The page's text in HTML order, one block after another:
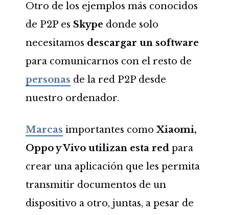
Otro de los ejemplos más conocidos
de P2P es Skype donde solo
necesitamos descargar un software
para comunicarnos con el resto de
personas de la red P2P desde
nuestro ordenador.
Marcas importantes como Xiaomi,
Oppo y Vivo utilizan esta redpara
crear una aplicación que les permita
transmitir documentos de un
dispositivo a otro, juntas, a pesar de